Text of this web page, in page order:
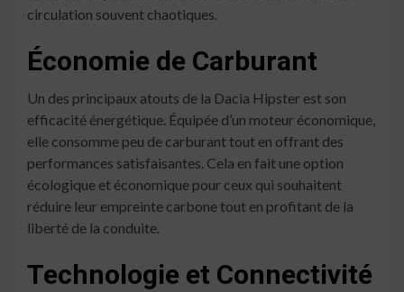
circulation souvent chaotiques.
Économie de Carburant
Un des principaux atouts de la Dacia Hipster est son
efficacité énergétique. Équipée d’un moteur économique,
elle consomme peu de carburant tout en offrant des
performances satisfaisantes. Cela en fait une option
écologique et économique pour ceux qui souhaitent
réduire leur empreinte carbone tout en profitant de la
liberté de la conduite.
Technologie et Connectivité